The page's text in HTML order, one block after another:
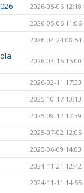
2026-05-06 12:18
2026-05-06 11:06
2026-04-24 08:54
2026-03-16 15:00
2026-02-11 17:33
2025-10-17 13:13
2025-09-12 17:39
2025-07-02 12:05
2025-06-09 14:03
2024-11-21 12:42
2024-11-11 14:55